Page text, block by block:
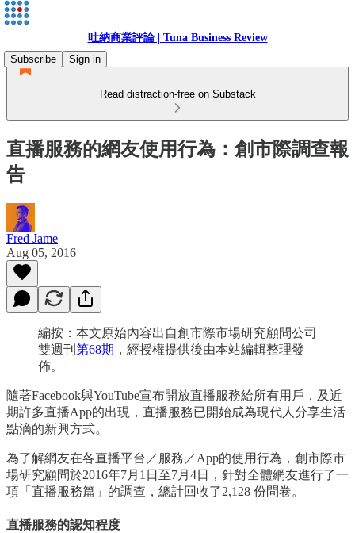
吐納商業評論 | Tuna Business Review
Subscribe
Sign in
Read distraction-free on Substack
直播服務的網友使用行為：創市際調查報
告
Fred Jame
Aug 05, 2016
編按：本文原始內容出自創市際市場研究顧問公司
雙週刊 第68期 ，經授權提供後由本站編輯整理發
佈。
隨著Facebook與YouTube宣布開放直播服務給所有用戶，及近
期許多直播App的出現，直播服務已開始成為現代人分享生活
點滴的新興方式。
為了解網友在各直播平台／服務／App的使用行為，創市際市
場研究顧問於2016年7月1日至7月4日，針對全體網友進行了一
項「直播服務篇」的調查，總計回收了2,128 份問卷。
直播服務的認知程度